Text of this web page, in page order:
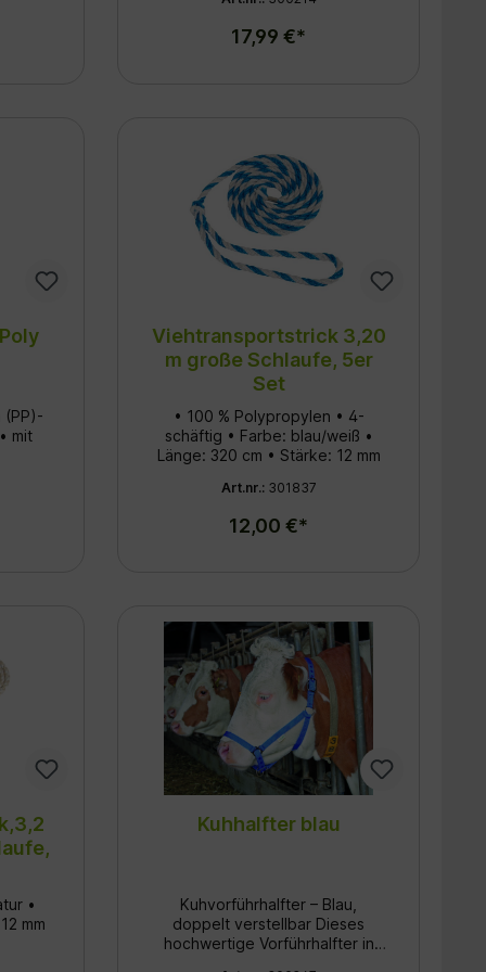
den hohen Zugkräften von
Grip.
verstellbarem Kopfband und
kontrolliertes Führen des Tieres
17,99 €*
(PP)-
mit
Viehtransportstrick 3,20
m große Schlaufe, 5er
Set
• 100 % Polypropylen • 4-
schäftig • Farbe: blau/weiß •
Länge: 320 cm • Stärke: 12 mm
Art.nr.: 301837
12,00 €*
•
mm
Kuhhalfter blau
Kuhvorführhalfter – Blau,
doppelt verstellbar Dieses
hochwertige Vorführhalfter in